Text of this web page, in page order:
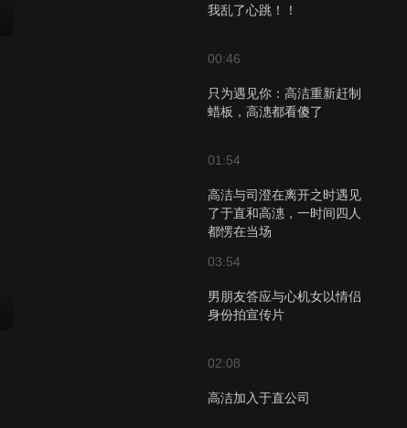
我乱了心跳！！
00:46
只为遇见你：高洁重新赶制
蜡板，高潓都看傻了
01:54
高洁与司澄在离开之时遇见
了于直和高潓，一时间四人
都愣在当场
03:54
男朋友答应与心机女以情侣
身份拍宣传片
02:08
高洁加入于直公司